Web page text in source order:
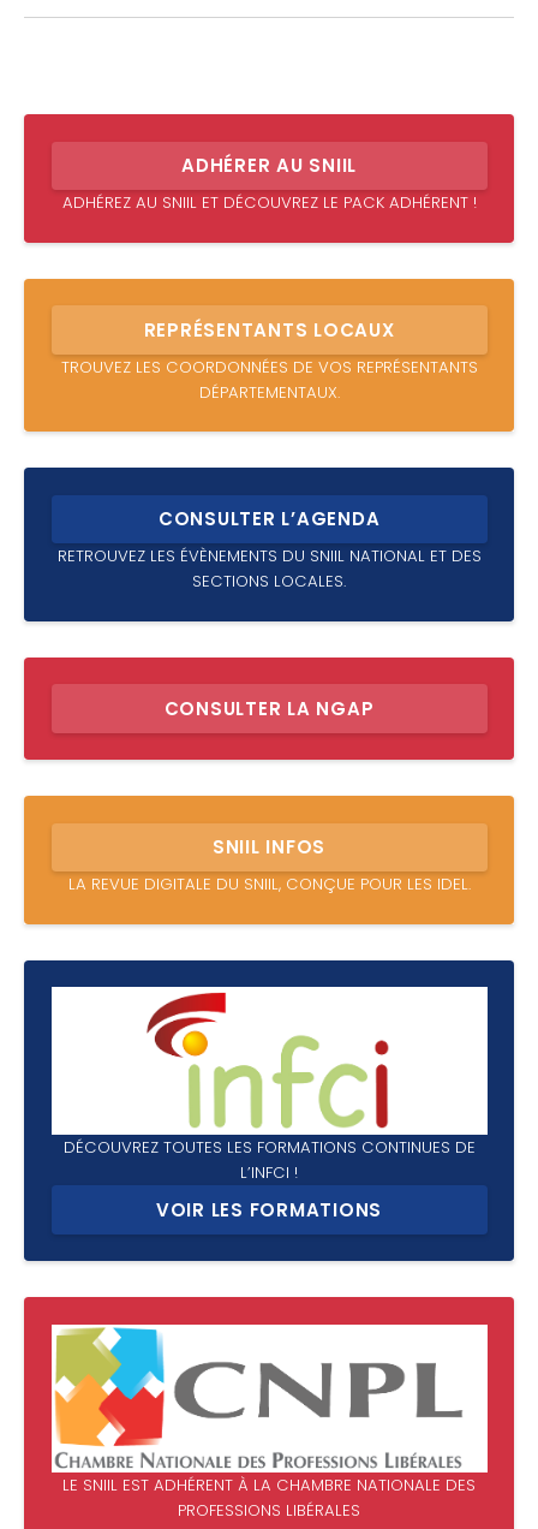
ADHÉRER AU SNIIL
ADHÉREZ AU SNIIL ET DÉCOUVREZ LE PACK ADHÉRENT !
REPRÉSENTANTS LOCAUX
TROUVEZ LES COORDONNÉES DE VOS REPRÉSENTANTS
DÉPARTEMENTAUX.
CONSULTER L’AGENDA
RETROUVEZ LES ÉVÈNEMENTS DU SNIIL NATIONAL ET DES
SECTIONS LOCALES.
CONSULTER LA NGAP
SNIIL INFOS
LA REVUE DIGITALE DU SNIIL, CONÇUE POUR LES IDEL.
DÉCOUVREZ TOUTES LES FORMATIONS CONTINUES DE
L’INFCI !
VOIR LES FORMATIONS
LE SNIIL EST ADHÉRENT À LA CHAMBRE NATIONALE DES
PROFESSIONS LIBÉRALES